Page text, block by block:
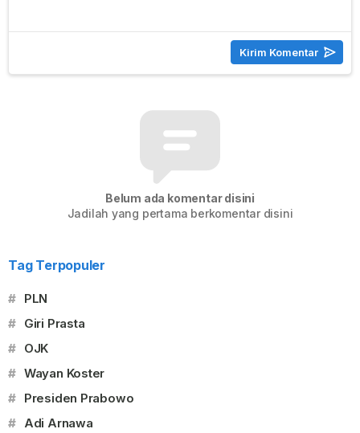
Belum ada komentar disini
Jadilah yang pertama berkomentar disini
Tag Terpopuler
# PLN
# Giri Prasta
# OJK
# Wayan Koster
# Presiden Prabowo
# Adi Arnawa